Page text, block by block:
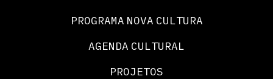
PROGRAMA NOVA CULTURA
AGENDA CULTURAL
PROJETOS